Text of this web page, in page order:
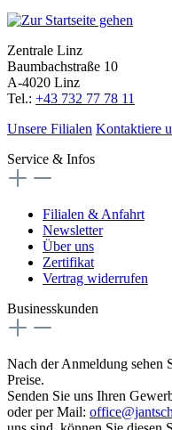
Zentrale Linz
Baumbachstraße 10
A-4020 Linz
Tel.: +43 732 77 78 11
Unsere Filialen Kontaktiere
Service & Infos
Filialen & Anfahrt
Newsletter
Über uns
Zertifikat
Vertrag widerrufen
Businesskunden
Nach der Anmeldung sehen
Preise.
Senden Sie uns Ihren
oder per Mail: